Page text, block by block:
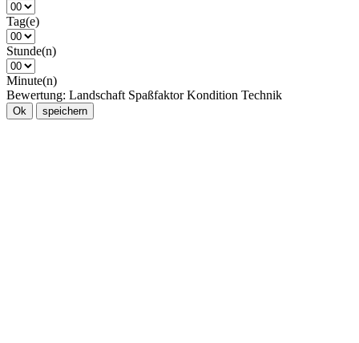
Tag(e)
Stunde(n)
Minute(n)
Bewertung: Landschaft Spaßfaktor Kondition Technik
Ok speichern